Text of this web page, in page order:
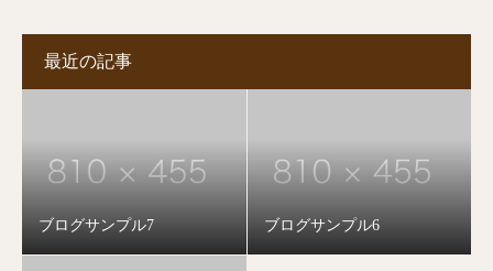
最近の記事
ブログサンプル7 ブログサンプル6